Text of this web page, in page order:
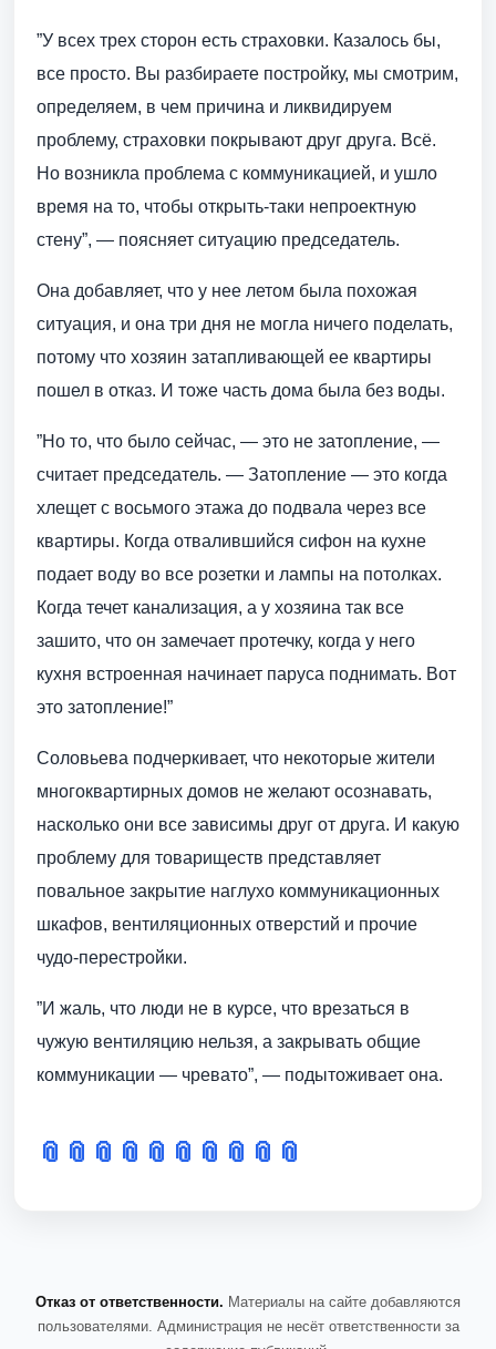
”У всех трех сторон есть страховки. Казалось бы,
все просто. Вы разбираете постройку, мы смотрим,
определяем, в чем причина и ликвидируем
проблему, страховки покрывают друг друга. Всё.
Но возникла проблема с коммуникацией, и ушло
время на то, чтобы открыть-таки непроектную
стену”, — поясняет ситуацию председатель.
Она добавляет, что у нее летом была похожая
ситуация, и она три дня не могла ничего поделать,
потому что хозяин затапливающей ее квартиры
пошел в отказ. И тоже часть дома была без воды.
”Но то, что было сейчас, — это не затопление, —
считает председатель. — Затопление — это когда
хлещет с восьмого этажа до подвала через все
квартиры. Когда отвалившийся сифон на кухне
подает воду во все розетки и лампы на потолках.
Когда течет канализация, а у хозяина так все
зашито, что он замечает протечку, когда у него
кухня встроенная начинает паруса поднимать. Вот
это затопление!”
Соловьева подчеркивает, что некоторые жители
многоквартирных домов не желают осознавать,
насколько они все зависимы друг от друга. И какую
проблему для товариществ представляет
повальное закрытие наглухо коммуникационных
шкафов, вентиляционных отверстий и прочие
чудо-перестройки.
”И жаль, что люди не в курсе, что врезаться в
чужую вентиляцию нельзя, а закрывать общие
коммуникации — чревато”, — подытоживает она.
📎 📎 📎 📎 📎 📎 📎 📎 📎 📎
Отказ от ответственности. Материалы на сайте добавляются
пользователями. Администрация не несёт ответственности за